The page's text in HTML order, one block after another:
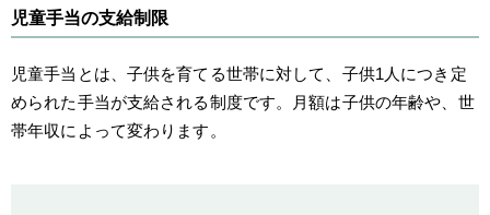
児童手当の支給制限
児童手当とは、子供を育てる世帯に対して、子供1人につき定
められた手当が支給される制度です。月額は子供の年齢や、世
帯年収によって変わります。